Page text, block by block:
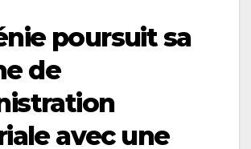
poursuit sa
de
avec une